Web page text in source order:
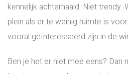
kennelijk achterhaald. Niet trendy.
plein als er te weinig ruimte is
vooral geïnteresseerd zijn in de
Ben je het er niet mee eens?